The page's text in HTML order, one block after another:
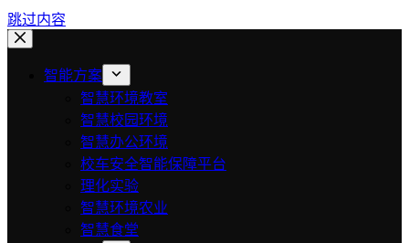
跳过内容
智能方案
智慧环境教室
智慧校园环境
智慧办公环境
校车安全智能保障平台
理化实验
智慧环境农业
智慧食堂